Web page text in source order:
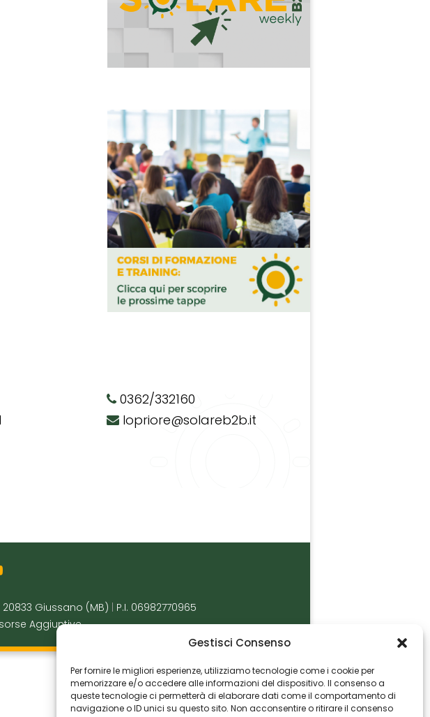
Gestisci Consenso
Per fornire le migliori esperienze, utilizziamo tecnologie come i cookie per
memorizzare e/o accedere alle informazioni del dispositivo. Il consenso a
queste tecnologie ci permetterà di elaborare dati come il comportamento di
navigazione o ID unici su questo sito. Non acconsentire o ritirare il consenso
0362/332160
lopriore@solareb2b.it
20833 Giussano (MB)
P.I. 06982770965
Aggiuntive